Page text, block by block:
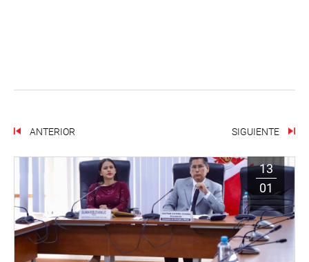
ANTERIOR SIGUIENTE
13
01